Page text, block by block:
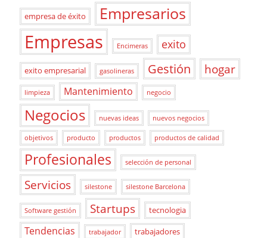
empresa de éxito Empresarios
Empresas Encimeras exito
exito empresarial gasolineras Gestión hogar
limpieza Mantenimiento negocio
Negocios nuevas ideas nuevos negocios
objetivos producto productos productos de calidad
Profesionales selección de personal
Servicios silestone silestone Barcelona
Software gestión Startups tecnologia
Tendencias trabajador trabajadores